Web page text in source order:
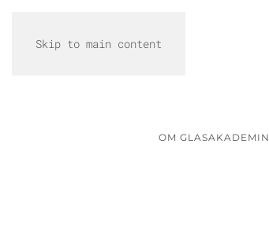
Skip to main content
OM GLASAKADEMIN